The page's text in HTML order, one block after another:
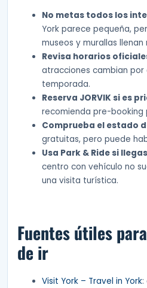
No metas todos los
York parece pequeña,
museos y murallas
Revisa horarios
atracciones cambian
temporada.
Reserva JORVIK si es
recomienda pre-
Comprueba el estado
gratuitas, pero puede
Usa Park & Ride si
centro con vehículo no
una visita turística.
Fuentes útiles
de ir
Visit York – Travel in York